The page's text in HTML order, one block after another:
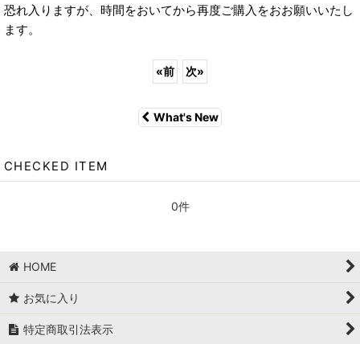
恐れ入りますが、時間をおいてから再度ご購入をおお願いいたし
ます。
«前 次»
What's New
CHECKED ITEM
0件
HOME
お気に入り
特定商取引法表示